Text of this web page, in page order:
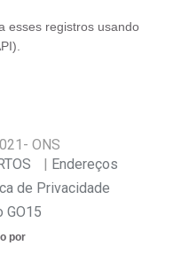
esses registros usando
).
- ONS
Endereços
de Privacidade
GO15
por